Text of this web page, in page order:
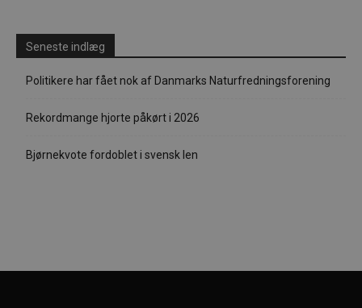
Seneste indlæg
Politikere har fået nok af Danmarks Naturfredningsforening
Rekordmange hjorte påkørt i 2026
Bjørnekvote fordoblet i svensk len